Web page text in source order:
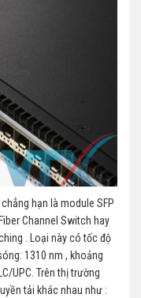
hạn là module SFP
Channel Switch hay
. Loại này có tốc độ
1310 nm , khoảng
UPC. Trên thị trường
tải khác nhau như :